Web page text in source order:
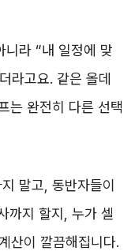
니라 “내 일정에 맞
라고요. 같은 올데
는 완전히 다른 선택
말고, 동반자들이
까지 할지, 누가 셀
산이 깔끔해집니다.